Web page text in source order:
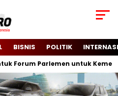
BISNIS POLITIK
Parlemen untuk